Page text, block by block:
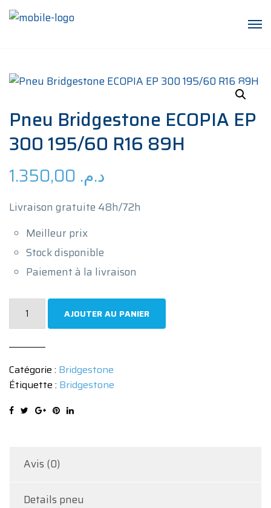
Pneu Bridgestone ECOPIA EP
300 195/60 R16 89H
د.م.
Livraison gratuite 48h/72h
Meilleur prix
Stock disponible
Paiement à la livraison
quantité
ECOPIA
EP
300
AJOUTER AU PANIER
Catégorie : Bridgestone
Étiquette : Bridgestone
Avis (0)
Details pneu